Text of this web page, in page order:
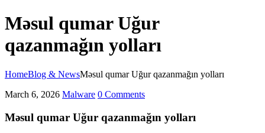
Məsul qumar Uğur
qazanmağın yolları
HomeBlog & NewsMəsul qumar Uğur qazanmağın yolları
March 6, 2026 Malware 0 Comments
Məsul qumar Uğur qazanmağın yolları